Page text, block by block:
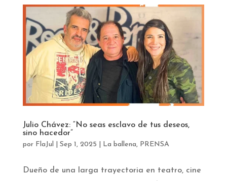
Julio Chávez: “No seas esclavo de tus deseos,
sino hacedor”
por FlaJul Sep 1, 2025 La ballena, PRENSA
Dueño de una larga trayectoria en teatro, cine